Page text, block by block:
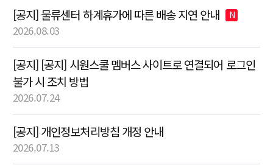
[공지] 물류센터 하계휴가에 따른 배송 지연 안내 N
2026.08.03
[공지] [공지] 시원스쿨 멤버스 사이트로 연결되어 로그인
불가 시 조치 방법
2026.07.24
[공지] 개인정보처리방침 개정 안내
2026.07.13